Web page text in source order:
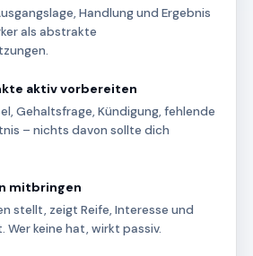
Handlung und Ergebnis
als abstrakte
aktiv vorbereiten
Gehaltsfrage, Kündigung, fehlende
– nichts davon sollte dich
mitbringen
stellt, zeigt Reife, Interesse und
Wer keine hat, wirkt passiv.